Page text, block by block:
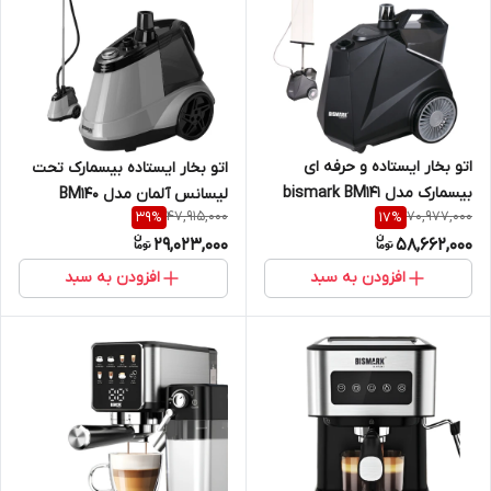
اتو بخار ایستاده و حرفه ای
بیسمارک مدل bismark BM141
70,977,000
17%
58,662,000
افزودن به سبد
اتو بخار ایستاده بیسمارک تحت
لیسانس آلمان مدل BM140
bismark
47,915,000
39%
29,023,000
افزودن به سبد